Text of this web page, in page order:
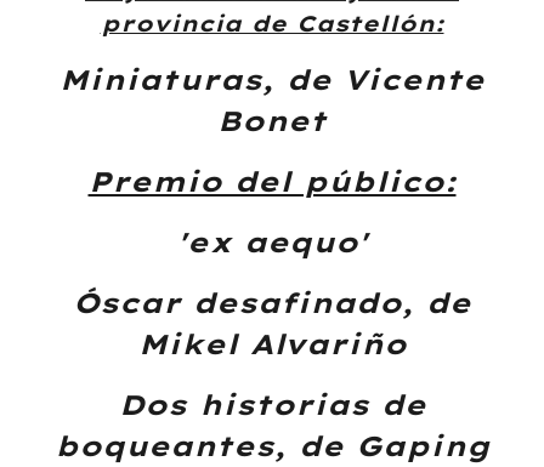
provincia de Castellón:
Miniaturas, de Vicente
Bonet
Premio del público:
'ex aequo'
Óscar desafinado, de
Mikel Alvariño
Dos historias de
boqueantes, de Gaping